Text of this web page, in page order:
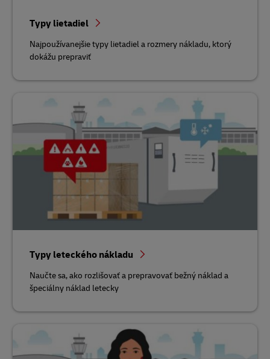
Typy lietadiel
Najpoužívanejšie typy lietadiel a rozmery nákladu, ktorý
dokážu prepraviť
Typy leteckého nákladu
Naučte sa, ako rozlišovať a prepravovať bežný náklad a
špeciálny náklad letecky